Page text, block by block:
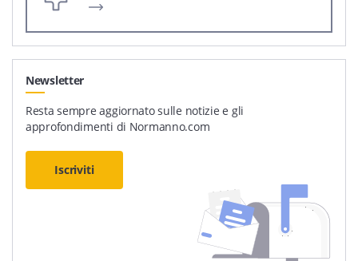
Newsletter
Resta sempre aggiornato sulle notizie e gli
approfondimenti di Normanno.com
Iscriviti